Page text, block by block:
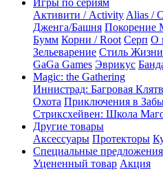
Игры по сериям
Активити / Activity Alias /
Дженга/Башня Покорение
Бумм Корни / Root Серп О
Зельеварение Стиль Жизни
GaGa Games Эврикус
Magic: the Gathering
Иннистрад: Багровая
Охота Приключения в
Стриксхейвен: Школа
Другие товары
Аксессуары Протекторы
Специальные предложения
Уцененный товар Акция